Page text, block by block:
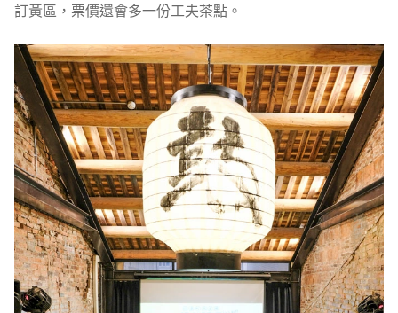
訂黃區，票價還會多一份工夫茶點。